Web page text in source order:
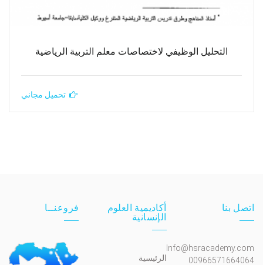
التحليل الوظيفي لاختصاصات معلم التربية الرياضية
تحميل مجاني
اتصل بنا
Info@hsracademy.com
00966571664064
أكاديمية العلوم
الإنسانية
الرئيسية
فروعنــا